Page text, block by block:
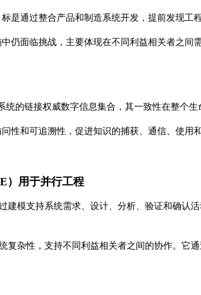
是通过整合产品和制造系统开发，提前发现工
仍面临挑战，主要体现在不同利益相关者之间
的链接权威数字信息集合，其一致性在整个生
性和可追溯性，促进知识的捕获、通信、使用
）用于并行工程
建模支持系统需求、设计、分析、验证和确认
复杂性，支持不同利益相关者之间的协作。它